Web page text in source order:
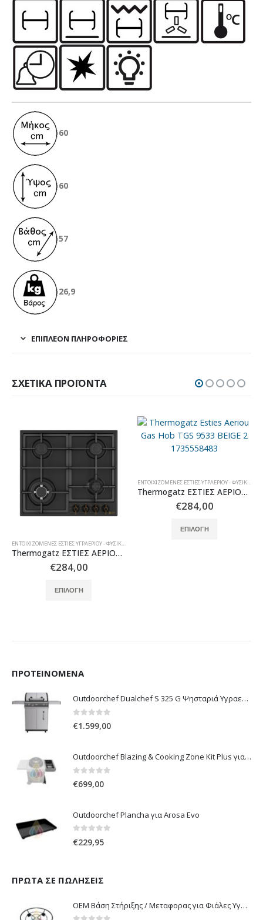
60
60
57
26,9
ΕΠΙΠΛΈΟΝ ΠΛΗΡΟΦΟΡΊΕΣ
ΣΧΕΤΙΚΆ ΠΡΟΪΌΝΤΑ
ΕΝΤΟΙΧΙΖΌΜΕΝΕΣ ΕΣΤΊΕΣ ΥΓΡΑΕΡΊΟΥ - ΦΥΣΙΚΟΎ ΑΕΡΊΟΥ
Thermogatz ΕΣΤΙΕΣ ΑΕΡΙΟΥ TGS 9511 BL RUSTIC
€284,00
ΕΠΙΛΟΓΉ
ΕΝΤΟΙΧΙΖΌΜΕΝΕΣ ΕΣΤΊΕΣ ΥΓΡΑΕΡΊΟΥ - ΦΥΣΙΚΟΎ ΑΕΡΊΟΥ
Thermogatz ΕΣΤΙΕΣ ΑΕΡΙΟΥ TGS 9533 BEIGE
€284,00
ΕΠΙΛΟΓΉ
ΠΡΟΤΕΙΝΌΜΕΝΑ
Outdoorchef Dualchef S 325 G Ψησταριά Υγραερίου
€1.599,00
Outdoorchef Blazing & Cooking Zone Kit Plus για Ψησταριά Arosa Evo
€699,00
Outdoorchef Plancha για Arosa Evo
€229,95
ΠΡΏΤΑ ΣΕ ΠΩΛΉΣΕΙΣ
OEM Βάση Στήριξης / Μεταφορας για Φιάλες Υγραερίου 10 kg & 13 kg με ροδάκια